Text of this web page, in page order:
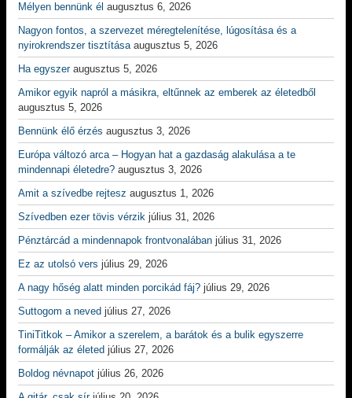
Mélyen bennünk él augusztus 6, 2026
Nagyon fontos, a szervezet méregtelenítése, lúgosítása és a
nyirokrendszer tisztítása augusztus 5, 2026
Ha egyszer augusztus 5, 2026
Amikor egyik napról a másikra, eltűnnek az emberek az életedből
augusztus 5, 2026
Bennünk élő érzés augusztus 3, 2026
Európa változó arca – Hogyan hat a gazdaság alakulása a te
mindennapi életedre? augusztus 3, 2026
Amit a szívedbe rejtesz augusztus 1, 2026
Szívedben ezer tövis vérzik július 31, 2026
Pénztárcád a mindennapok frontvonalában július 31, 2026
Ez az utolsó vers július 29, 2026
A nagy hőség alatt minden porcikád fáj? július 29, 2026
Suttogom a neved július 27, 2026
TiniTitkok – Amikor a szerelem, a barátok és a bulik egyszerre
formálják az életed július 27, 2026
Boldog névnapot július 26, 2026